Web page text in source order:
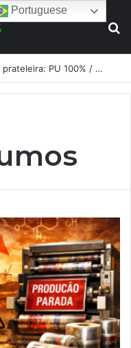
Fabricantes já têm o “plano B” na prateleira: PU 100% / NC-free existe, mas ainda é pouco usado: a hora é transformar isso em projeto de resiliência
Portuguese